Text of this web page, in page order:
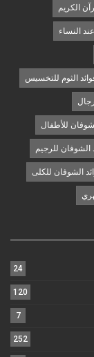
الكريم
النساء
الثوم للتخسيس
للأطفال
الشوفان للرجيم
الشوفان للكلى
24
120
7
252